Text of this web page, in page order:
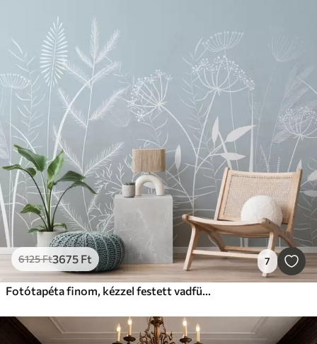
6125Ft3675 Ft 7
Fotótapéta finom, kézzel festett vadfüvek és virágok szürkéskék háttér előtt